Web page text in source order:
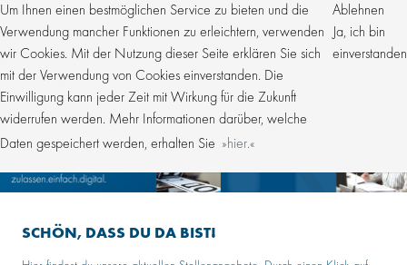
Um Ihnen einen bestmöglichen Service zu bieten und die
Verwendung mancher Funktionen zu erleichtern, verwenden
wir Cookies. Mit der Nutzung dieser Seite erklären Sie sich
mit der Verwendung von Cookies einverstanden. Die
Einwilligung kann jeder Zeit mit Wirkung für die Zukunft
widerrufen werden. Mehr Informationen darüber, welche
Daten gespeichert werden, erhalten Sie
hier.
Ablehnen
Ja, ich bin
einverstanden
SCHÖN, DASS DU DA BIST!